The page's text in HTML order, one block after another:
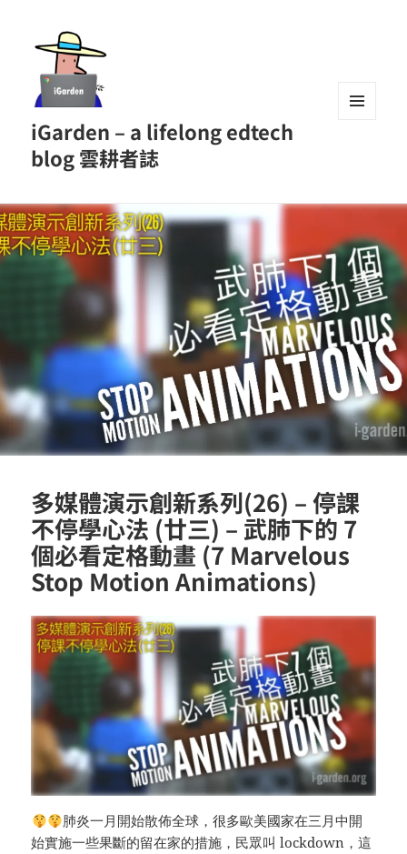
iGarden – a lifelong edtech
blog 雲耕者誌
多媒體演示創新系列(26) – 停課
不停學心法 (廿三) – 武肺下的 7
個必看定格動畫 (7 Marvelous
Stop Motion Animations)
肺炎一月開始散佈全球，很多歐美國家在三月中開
始實施一些果斷的留在家的措施，民眾叫 lockdown，這